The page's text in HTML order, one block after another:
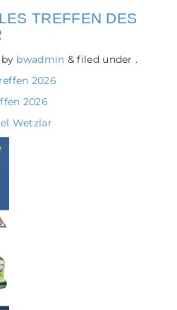
TREFFEN DES
by bwadmin & filed under .
2026
2026
Wetzlar